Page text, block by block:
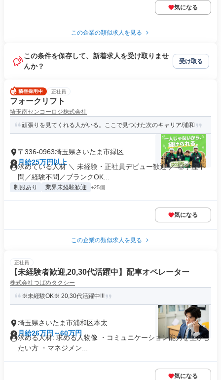
気になる
この企業の類似求人を見る
この条件を保存して、新着求人を受け取りませ
んか？
受け取る
正社員
フォークリフト
埼玉南センコーロジ株式会社
頑張りを見てくれる人がいる。ここで見つけた次のキャリア/浦和
〒336-0963埼玉県さいたま市緑区
月給25万円以上
求めている人材 ＼ 未経験・正社員デビュー歓迎 ／ ◎学歴不
問／経験不問／ブランクOK...
制服あり 業界未経験歓迎 +25個
気になる
この企業の類似求人を見る
正社員
【未経験者歓迎,20,30代活躍中】配車オペレーター
株式会社つばめタクシー
※未経験OK※ 20,30代活躍中!!!
埼玉県さいたま市浦和区本太
月給26万円～60万円
求める人材: 求める人物像 ・コミュニケーション能力を生かし
たい方 ・マネジメン...
気になる